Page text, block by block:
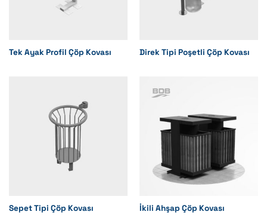
Tek Ayak Profil Çöp Kovası Direk Tipi Poşetli Çöp Kovası
Sepet Tipi Çöp Kovası İkili Ahşap Çöp Kovası